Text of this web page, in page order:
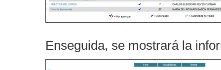
Enseguida, se mostrará la